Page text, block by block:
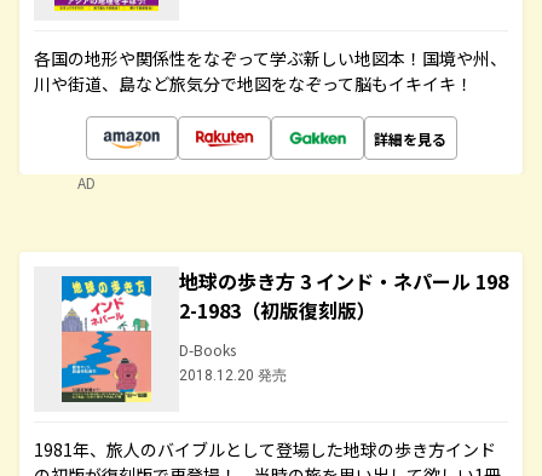
各国の地形や関係性をなぞって学ぶ新しい地図本！国境や州、
川や街道、島など旅気分で地図をなぞって脳もイキイキ！
詳細を見る
AD
地球の歩き方 3 インド・ネパール 198
2-1983（初版復刻版）
D-Books
2018.12.20 発売
1981年、旅人のバイブルとして登場した地球の歩き方インド